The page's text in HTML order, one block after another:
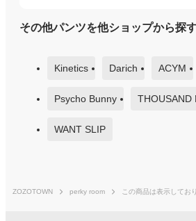
その他パンツを他ショップから探
Kinetics Darich ACYM
Psycho Bunny THOUSAND
WANT SLIP
ZOZOTOWN perky room この商品は表示してお